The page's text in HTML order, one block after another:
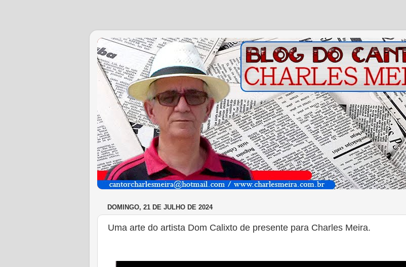
DOMINGO, 21 DE JULHO DE 2024
Uma arte do artista Dom Calixto de presente para Charles Meira.